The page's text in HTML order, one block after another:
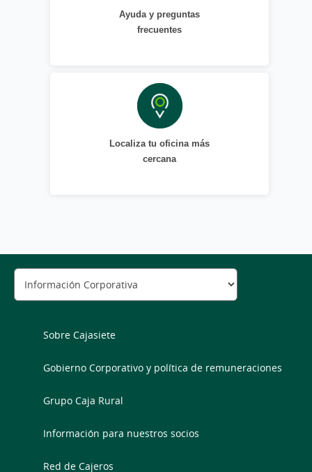
Ayuda y preguntas
frecuentes
Localiza tu oficina más
cercana
Sobre Cajasiete
Gobierno Corporativo y política de remuneraciones
Grupo Caja Rural
Información para nuestros socios
Red de Cajeros